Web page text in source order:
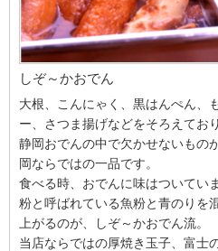
しぞ～かおでん
大根、こんにゃく、黒はんぺん、
ー、さつま揚げなどをそろえてお
静岡おでんの中で欠かせないもの
岡ならではの一品です。
食べる時、おでんに味はついてい
粉と呼ばれている魚粉と青のりを
上がるのが、しぞ～かおでん流。
当店ならではの厚焼き玉子、富士